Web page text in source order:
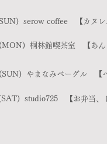
) serow coffee 【カヌレ
) 桐林館喫茶室 【あん
) やまなみベーグル 【
) studio725 【お弁当、